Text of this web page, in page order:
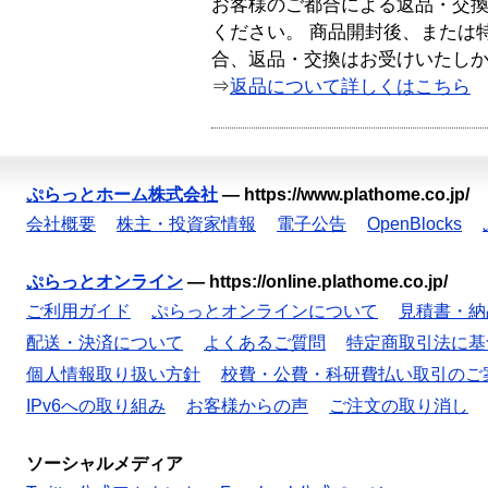
お客様のご都合による返品・交
ください。 商品開封後、または
合、返品・交換はお受けいたし
⇒返品について詳しくはこちら
ぷらっとホーム株式会社 — https://www.plathome.co.jp/
会社概要
株主・投資家情報 電子公告 OpenBlocks
ぷらっとオンライン — https://online.plathome.co.jp/
ご利用ガイド
ぷらっとオンラインについて
見積書・
配送・決済について
よくあるご質問
特定商取引法に
個人情報取り扱い方針
校費・公費・科研費払い取引のご
IPv6への取り組み
お客様からの声 ご注文の取り消し
ソーシャルメディア